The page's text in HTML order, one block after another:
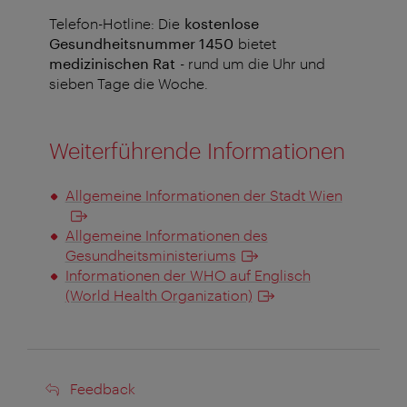
Telefon-Hotline: Die kostenlose
Gesundheitsnummer 1450 bietet
medizinischen Rat - rund um die Uhr und
sieben Tage die Woche.
Weiterführende Informationen
Allgemeine Informationen der Stadt Wien
Allgemeine Informationen des
Gesundheitsministeriums
Informationen der WHO auf Englisch
(World Health Organization)
Feedback
Feedback